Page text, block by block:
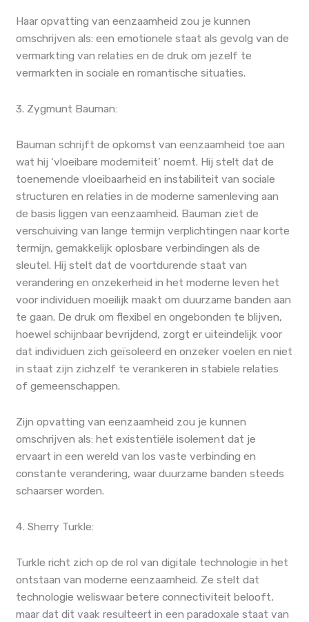
Haar opvatting van eenzaamheid zou je kunnen
omschrijven als: een emotionele staat als gevolg van de
vermarkting van relaties en de druk om jezelf te
vermarkten in sociale en romantische situaties.
3. Zygmunt Bauman:
Bauman schrijft de opkomst van eenzaamheid toe aan
wat hij ‘vloeibare moderniteit’ noemt. Hij stelt dat de
toenemende vloeibaarheid en instabiliteit van sociale
structuren en relaties in de moderne samenleving aan
de basis liggen van eenzaamheid. Bauman ziet de
verschuiving van lange termijn verplichtingen naar korte
termijn, gemakkelijk oplosbare verbindingen als de
sleutel. Hij stelt dat de voortdurende staat van
verandering en onzekerheid in het moderne leven het
voor individuen moeilijk maakt om duurzame banden aan
te gaan. De druk om flexibel en ongebonden te blijven,
hoewel schijnbaar bevrijdend, zorgt er uiteindelijk voor
dat individuen zich geïsoleerd en onzeker voelen en niet
in staat zijn zichzelf te verankeren in stabiele relaties
of gemeenschappen.
Zijn opvatting van eenzaamheid zou je kunnen
omschrijven als: het existentiële isolement dat je
ervaart in een wereld van los vaste verbinding en
constante verandering, waar duurzame banden steeds
schaarser worden.
4. Sherry Turkle:
Turkle richt zich op de rol van digitale technologie in het
ontstaan ​​van moderne eenzaamheid. Ze stelt dat
technologie weliswaar betere connectiviteit belooft,
maar dat dit vaak resulteert in een paradoxale staat van